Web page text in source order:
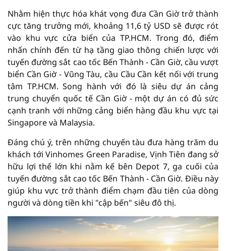
Nhằm hiện thực hóa khát vọng đưa Cần Giờ trở thành
cực tăng trưởng mới, khoảng 11,6 tỷ USD sẽ được rót
vào khu vực cửa biển của TP.HCM. Trong đó, điểm
nhấn chính đến từ hạ tầng giao thông chiến lược với
tuyến đường sắt cao tốc Bến Thành - Cần Giờ, cầu vượt
biển Cần Giờ - Vũng Tàu, cầu Cầu Cần kết nối với trung
tâm TP.HCM. Song hành với đó là siêu dự án cảng
trung chuyển quốc tế Cần Giờ - một dự án có đủ sức
cạnh tranh với những cảng biển hàng đầu khu vực tại
Singapore và Malaysia.
Đáng chú ý, trên những chuyến tàu đưa hàng trăm du
khách tới Vinhomes Green Paradise, Vịnh Tiên đang sở
hữu lợi thế lớn khi nằm kế bên Depot 7, ga cuối của
tuyến đường sắt cao tốc Bến Thành - Cần Giờ. Điều này
giúp khu vực trở thành điểm chạm đầu tiên của dòng
người và dòng tiền khi "cập bến" siêu đô thị.